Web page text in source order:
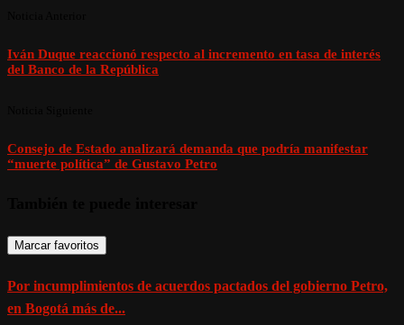
Iván Duque reaccionó respecto al incremento en tasa de interés
del Banco de la República
Consejo de Estado analizará demanda que podría manifestar
“muerte política” de Gustavo Petro
Marcar favoritos
Por incumplimientos de acuerdos pactados del gobierno Petro,
en Bogotá más de...